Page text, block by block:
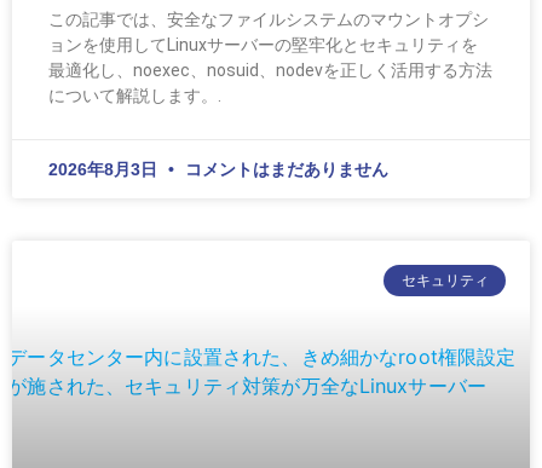
この記事では、安全なファイルシステムのマウントオプシ
ョンを使用してLinuxサーバーの堅牢化とセキュリティを
最適化し、noexec、nosuid、nodevを正しく活用する方法
について解説します。.
2026年8月3日 コメントはまだありません
セキュリティ